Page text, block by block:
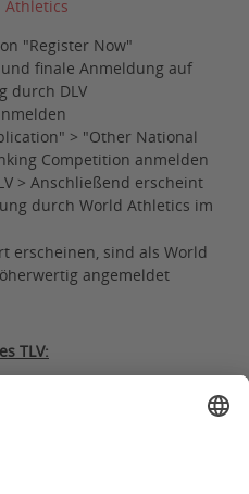
"Register Now"
finale Anmeldung auf
durch DLV
> "Other National
Competition anmelden
> Anschließend erscheint
durch World Athletics im
erscheinen, sind als World
angemeldet
TLV: